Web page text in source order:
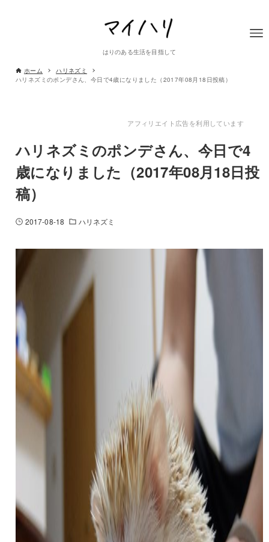
はりのある生活を目指して
ホーム
ハリネズミ
ハリネズミのポンデさん、今日で4歳になりました（2017年08月18日投稿）
アフィリエイト広告を利用しています
ハリネズミのポンデさん、今日で4
歳になりました（2017年08月18日投
稿）
2017-08-18 ハリネズミ